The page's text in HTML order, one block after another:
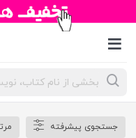
جستجوی
محصولات
جستجوی پیشرفته